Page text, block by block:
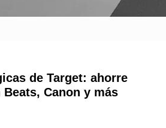
de Target: ahorre
Beats, Canon y más